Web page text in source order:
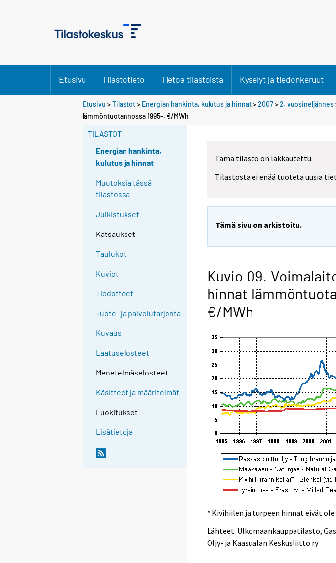
Etusivu Tilastotieto Tietoa tilastoista Kyselyt ja tiedonkeruut
Etusivu >Tilastot> Energian hankinta, kulutus ja hinnat>2007>2. vuosineljännes
lämmöntuotannossa 1995-, €/MWh
TILASTOT
Energian hankinta,
kulutus ja hinnat
Muutoksia tässä
tilastossa
Julkistukset
Katsaukset
Taulukot
Kuviot
Tiedotteet
Tuote- ja palvelutarjonta
Kuvaus
Laatuselosteet
Menetelmäselosteet
Käsitteet ja määritelmät
Luokitukset
Lisätietoja
Tämä tilasto on lakkautettu.
Tilastosta ei enää tuoteta uusia
Tämä sivu on arkistoitu.
Kuvio 09.
hinnat
€/MWh
* Kivihiilen ja turpeen hinnat eivät
Lähteet: Ulkomaankauppatilasto,
Öljy- ja Kaasualan Keskusliitto ry